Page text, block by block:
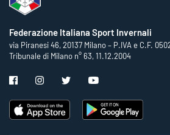
Federazione Italiana Sport Invernali
via Piranesi 46, 20137 Milano – P.IVA e C.F.
Tribunale di Milano n° 63, 11.12.2004